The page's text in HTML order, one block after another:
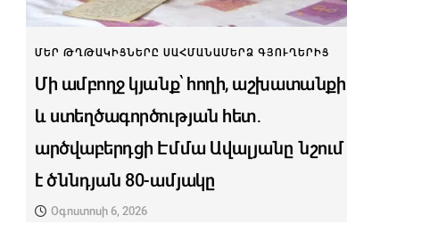
ՄԵՐ ԹՂԹԱԿԻՑՆԵՐԸ ՍԱՀՄԱՆԱՄԵՐՁ ԳՅՈՒՂԵՐԻՑ
Մի ամբողջ կյանք՝ հողի, աշխատանքի
և ստեղծագործության հետ․
արծվաբերդցի Էմմա Ավալյանը նշում
է ծննդյան 80-ամյակը
Օգոստոսի 6, 2026